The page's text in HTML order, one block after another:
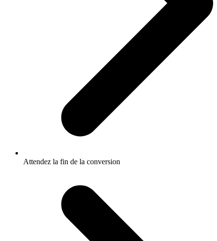
Attendez la fin de la conversion